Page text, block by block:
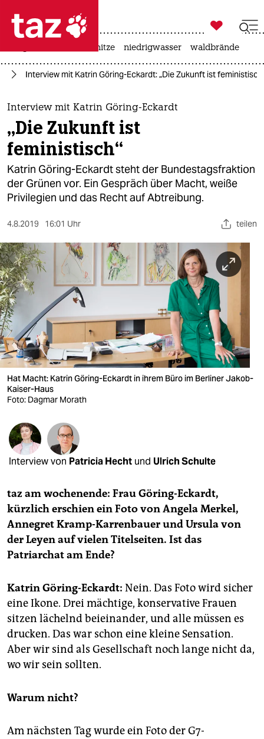
 taz zahl ich
taz zahl ich
themen
politik
öko
gesellschaft
sport
berlin
nord
wahrheit
verlag
verlag
veranstaltungen
fragen & hilfe
unterstützen
genossenschaft
epaper login

taz zahl ich
hitze niedrigwasser waldbrände
Interview mit Katrin Göring-Eckardt: „Die Zukunft ist
Interview mit Katrin Göring-Eckardt
„Die Zukunft ist
feministisch“
Katrin Göring-Eckardt steht der Bundestagsfraktion
der Grünen vor. Ein Gespräch über Macht, weiße
Privilegien und das Recht auf Abtreibung.
4.8.2019 16:01 Uhr teilen
Hat Macht: Katrin Göring-Eckardt in ihrem Büro im Berliner Jakob-
Kaiser-Haus
Foto: Dagmar Morath
Interview von Patricia Hecht und Ulrich Schulte
taz am wochenende: Frau Göring-Eckardt,
kürzlich erschien ein Foto von Angela Merkel,
Annegret Kramp-Karrenbauer und Ursula von
der Leyen auf vielen Titelseiten. Ist das
Patriarchat am Ende?
Katrin Göring-Eckardt: Nein. Das Foto wird sicher
eine Ikone. Drei mächtige, konservative Frauen
sitzen lächelnd beieinander, und alle müssen es
drucken. Das war schon eine kleine Sensation.
Aber wir sind als Gesellschaft noch lange nicht da,
wo wir sein sollten.
Warum nicht?
Am nächsten Tag wurde ein Foto der G7-